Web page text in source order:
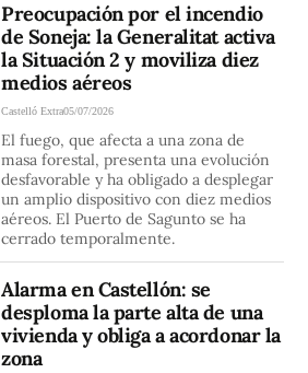
Preocupación por el incendio
de Soneja: la Generalitat activa
la Situación 2 y moviliza diez
medios aéreos
Castelló Extra05/07/2026
El fuego, que afecta a una zona de
masa forestal, presenta una evolución
desfavorable y ha obligado a desplegar
un amplio dispositivo con diez medios
aéreos. El Puerto de Sagunto se ha
cerrado temporalmente.
Alarma en Castellón: se
desploma la parte alta de una
vivienda y obliga a acordonar la
zona